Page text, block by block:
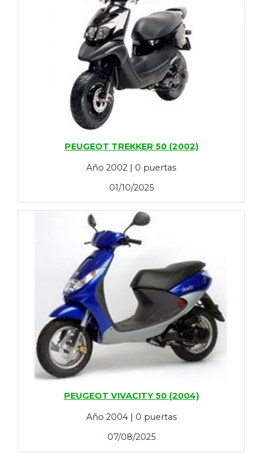
PEUGEOT TREKKER 50 (2002)
Año 2002 | 0 puertas
01/10/2025
PEUGEOT VIVACITY 50 (2004)
Año 2004 | 0 puertas
07/08/2025